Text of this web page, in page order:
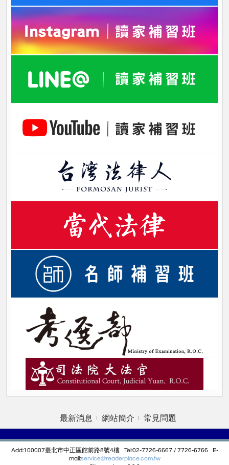
最新消息 網站簡介 常見問題
Add:100007臺北市中正區館前路8號4樓 Tel:02-7726-6667 / 7726-6766 E-
mail:service@readerplace.com.tw